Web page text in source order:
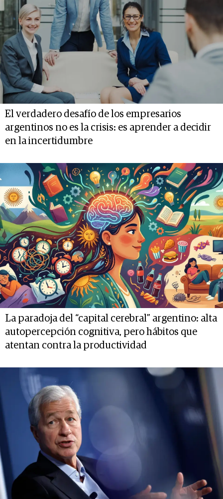
El verdadero desafío de los empresarios
argentinos no es la crisis: es aprender a decidir
en la incertidumbre
La paradoja del “capital cerebral” argentino: alta
autopercepción cognitiva, pero hábitos que
atentan contra la productividad